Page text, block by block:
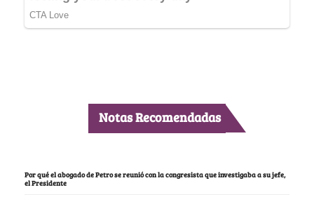
Notas Recomendadas
Por qué el abogado de Petro se reunió con la congresista que investigaba a su jefe,
el Presidente